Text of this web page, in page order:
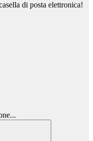
di posta elettronica!